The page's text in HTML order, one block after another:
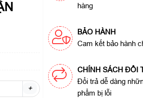
+
hàng
BẢO HÀNH
Cam kết bảo hành
CHÍNH SÁCH ĐỔI
Đổi trả dễ dàng
phẩm bị lỗi